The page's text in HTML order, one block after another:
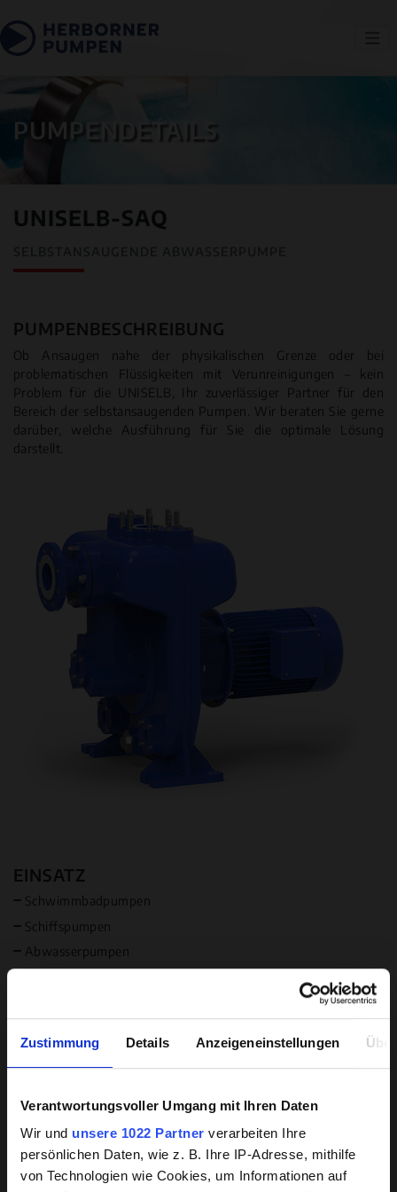
Zustimmung Details Anzeigeneinstellungen
Verantwortungsvoller Umgang mit Ihren Daten
Wir und unsere 1022 Partner verarbeiten Ihre
persönlichen Daten, wie z. B. Ihre IP-Adresse, mithilfe
von Technologien wie Cookies, um Informationen auf
Hintergrundwissen zu
beschichteten Pumpen
PUMPENDETAILS
UNISELB-SAQ
PUMPENBESCHREIBUNG
Ob Ansaugen nahe der physikalischen Grenze oder bei
problematischen Flüssigkeiten mit Verunreinigungen – kein
Problem für die UNISELB, Ihr zuverlässiger Partner für den
Bereich der selbstansaugenden Pumpen. Wir beraten Sie gerne
darüber, welche Ausführung für Sie die optimale Lösung
darstellt.
EINSATZ
Schwimmbadpumpen
Schiffspumpen
Abwasserpumpen
MEDIUM
Wasser
Langfaserige Inhaltsstoffe
Säure bzw. Lauge (Sonder)